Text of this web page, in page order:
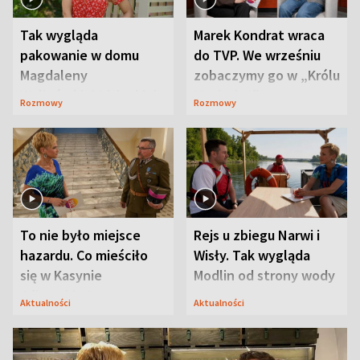
Tak wygląda
pakowanie w domu
Magdaleny
Waligórskiej-Lisieckiej.
Rozmowy
Marek Kondrat wraca
do TVP. We wrześniu
zobaczymy go w „Królu
Maciusiu I”
Rozmowy
To nie było miejsce
hazardu. Co mieściło
się w Kasynie
Oficerskim?
Aktualności
Rejs u zbiegu Narwi i
Wisły. Tak wygląda
Modlin od strony wody
Aktualności